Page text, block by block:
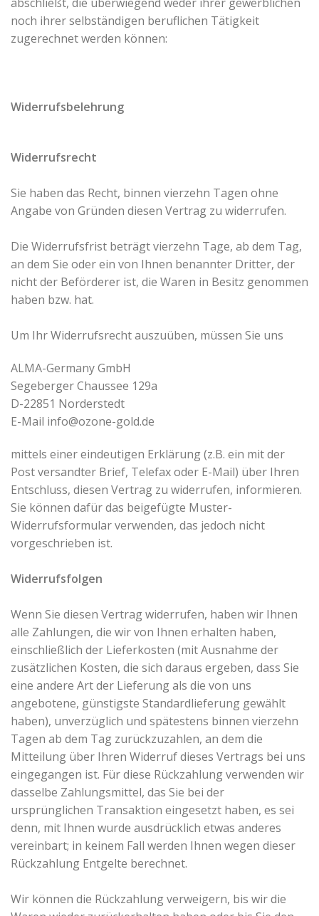
noch ihrer selbständigen beruflichen Tätigkeit
zugerechnet werden können:
Widerrufsbelehrung
Widerrufsrecht
Sie haben das Recht, binnen vierzehn Tagen ohne
Angabe von Gründen diesen Vertrag zu widerrufen.
Die Widerrufsfrist beträgt vierzehn Tage, ab dem Tag,
an dem Sie oder ein von Ihnen benannter Dritter, der
nicht der Beförderer ist, die Waren in Besitz genommen
haben bzw. hat.
Um Ihr Widerrufsrecht auszuüben, müssen Sie uns
ALMA-Germany GmbH
Segeberger Chaussee 129a
D-22851 Norderstedt
E-Mail info@ozone-gold.de
mittels einer eindeutigen Erklärung (z.B. ein mit der
Post versandter Brief, Telefax oder E-Mail) über Ihren
Entschluss, diesen Vertrag zu widerrufen, informieren.
Sie können dafür das beigefügte Muster-
Widerrufsformular verwenden, das jedoch nicht
vorgeschrieben ist.
Widerrufsfolgen
Wenn Sie diesen Vertrag widerrufen, haben wir Ihnen
alle Zahlungen, die wir von Ihnen erhalten haben,
einschließlich der Lieferkosten (mit Ausnahme der
zusätzlichen Kosten, die sich daraus ergeben, dass Sie
eine andere Art der Lieferung als die von uns
angebotene, günstigste Standardlieferung gewählt
haben), unverzüglich und spätestens binnen vierzehn
Tagen ab dem Tag zurückzuzahlen, an dem die
Mitteilung über Ihren Widerruf dieses Vertrags bei uns
eingegangen ist. Für diese Rückzahlung verwenden wir
dasselbe Zahlungsmittel, das Sie bei der
ursprünglichen Transaktion eingesetzt haben, es sei
denn, mit Ihnen wurde ausdrücklich etwas anderes
vereinbart; in keinem Fall werden Ihnen wegen dieser
Rückzahlung Entgelte berechnet.
Wir können die Rückzahlung verweigern, bis wir die